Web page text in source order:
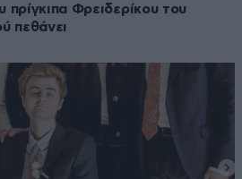
πρίγκιπα Φρειδερίκου του
πεθάνει